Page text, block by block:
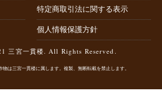
特定商取引法に関する表示
個人情報保護方針
三宮一貫楼. All Rights Reserved.
は三宮一貫楼に属します。複製、無断転載を禁止します。